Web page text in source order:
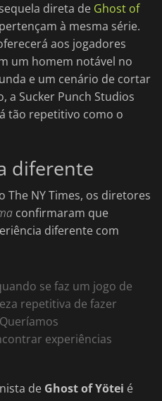
direta de Ghost of
à mesma série.
aos jogadores
um homem notável no
e um cenário de cortar
a Sucker Punch Studios
tão repetitivo como o
diferente
The NY Times, os diretores
confirmaram que
diferente com
se faz um jogo de
repetitiva de fazer
experiências
de Ghost of Yötei é